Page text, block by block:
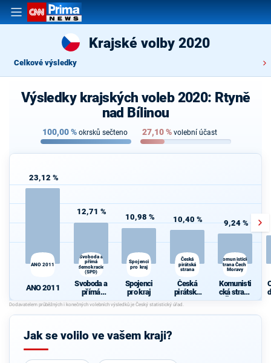
Krajské volby 2020
Celkové výsledky
Výsledky krajských voleb 2020: Rtyně
nad Bílinou
100,00% okrsků sečteno 27,10% volební účast
23,12 %
ANO 2011
ANO 2011
12,71 %
Svoboda a
přímá
demokracie
(SPD)
Svoboda a
přímá
demokraci
e (SPD)
10,98 %
Spojenci
pro kraj
Spojenci
pro kraj
10,40 %
Česká
pirátská
strana
Česká
pirátská
strana
9,24 %
Komunistická
strana Čech a
Moravy
Komunisti
cká strana
Čech a
Jak se volilo ve vašem kraji?